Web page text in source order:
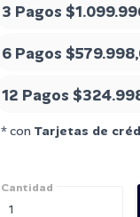
3 Pagos
6 Pagos
12 Pagos
* con Tarjetas de
Cantidad